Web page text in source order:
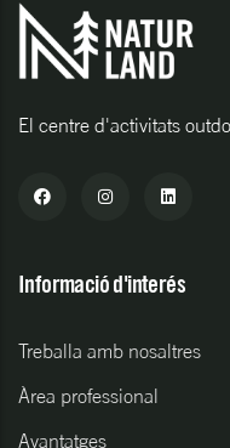
El centre d'activitats
Informació d'interés
Treballa amb nosaltres
Àrea professional
Avantatges